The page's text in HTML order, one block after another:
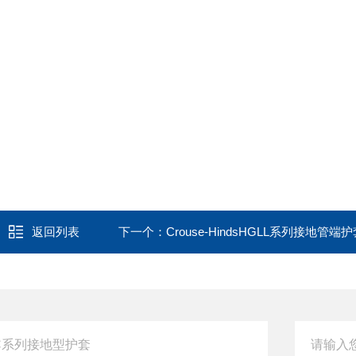
返回列表 下一个： Crouse-HindsHGLL系列接地管端护